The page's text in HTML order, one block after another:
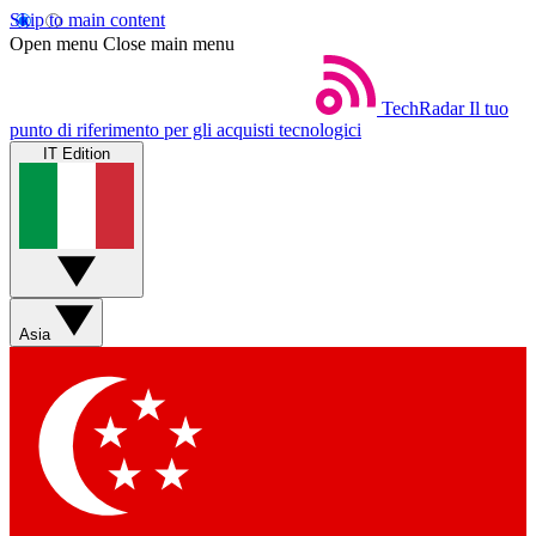
Skip to main content
Open menu Close main menu
TechRadar Il tuo
punto di riferimento per gli acquisti tecnologici
IT Edition
Asia